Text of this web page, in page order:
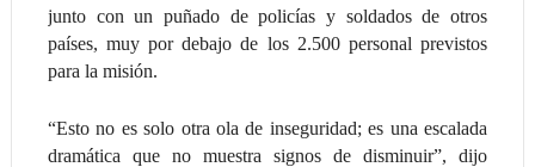
junto con un puñado de policías y soldados de otros
países, muy por debajo de los 2.500 personal previstos
para la misión.
“Esto no es solo otra ola de inseguridad; es una escalada
dramática que no muestra signos de disminuir”, dijo